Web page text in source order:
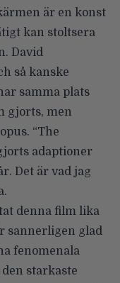
är en konst
kan stoltsera
David
så kanske
samma plats
gjorts, men
“The
adaptioner
Det är vad jag
denna film lika
sannerligen glad
fenomenala
starkaste